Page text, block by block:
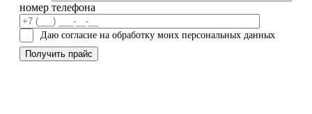
номер телефона
Даю согласие на обработку моих персональных данных